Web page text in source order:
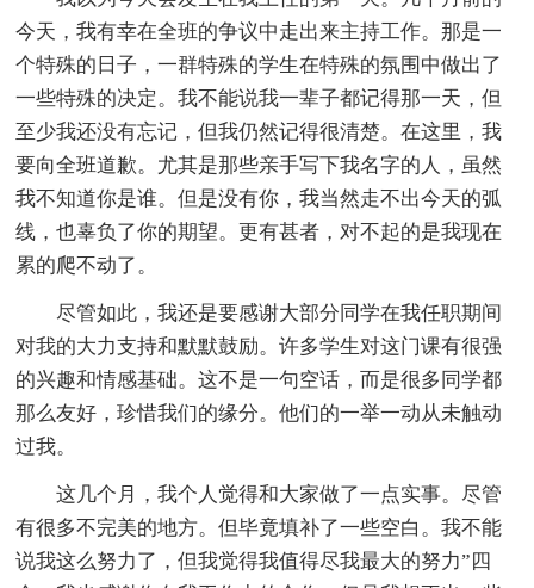
今天，我有幸在全班的争议中走出来主持工作。那是一
个特殊的日子，一群特殊的学生在特殊的氛围中做出了
一些特殊的决定。我不能说我一辈子都记得那一天，但
至少我还没有忘记，但我仍然记得很清楚。在这里，我
要向全班道歉。尤其是那些亲手写下我名字的人，虽然
我不知道你是谁。但是没有你，我当然走不出今天的弧
线，也辜负了你的期望。更有甚者，对不起的是我现在
累的爬不动了。
尽管如此，我还是要感谢大部分同学在我任职期间
对我的大力支持和默默鼓励。许多学生对这门课有很强
的兴趣和情感基础。这不是一句空话，而是很多同学都
那么友好，珍惜我们的缘分。他们的一举一动从未触动
过我。
这几个月，我个人觉得和大家做了一点实事。尽管
有很多不完美的地方。但毕竟填补了一些空白。我不能
说我这么努力了，但我觉得我值得尽我最大的努力”四